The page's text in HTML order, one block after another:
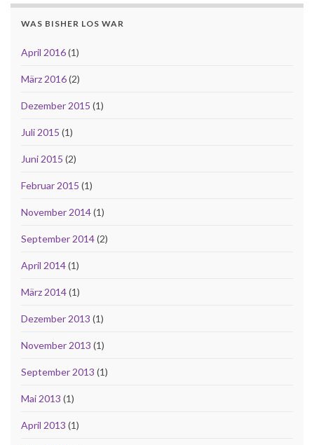
WAS BISHER LOS WAR
April 2016(1)
März 2016(2)
Dezember 2015 (1)
Juli 2015 (1)
Juni 2015 (2)
Februar 2015 (1)
November 2014(1)
September 2014(2)
April 2014(1)
März 2014(1)
Dezember 2013 (1)
November 2013 (1)
September 2013 (1)
Mai 2013 (1)
April 2013 (1)